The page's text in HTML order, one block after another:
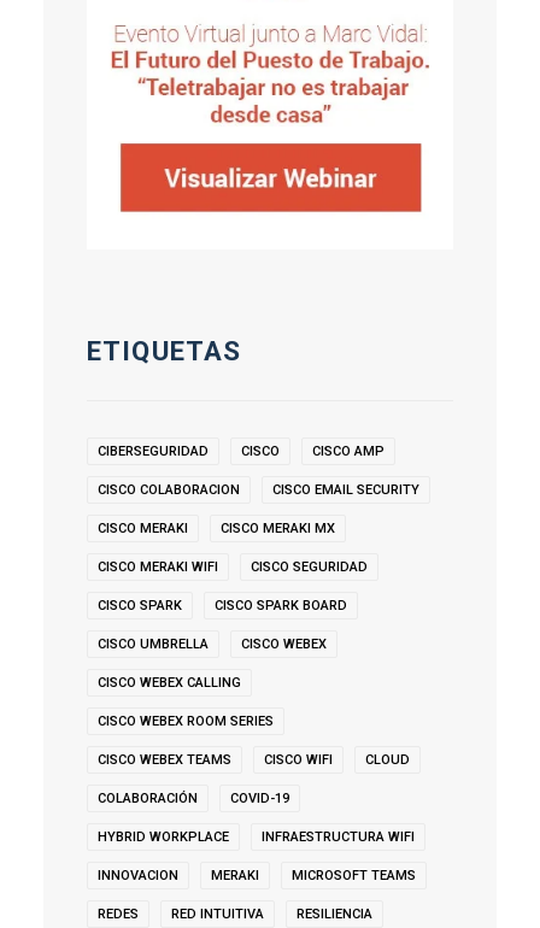
ETIQUETAS
CIBERSEGURIDAD CISCO CISCO AMP
CISCO COLABORACION CISCO EMAIL SECURITY
CISCO MERAKI CISCO MERAKI MX
CISCO MERAKI WIFI CISCO SEGURIDAD
CISCO SPARK CISCO SPARK BOARD
CISCO UMBRELLA CISCO WEBEX
CISCO WEBEX CALLING
CISCO WEBEX ROOM SERIES
CISCO WEBEX TEAMS CISCO WIFI CLOUD
COLABORACIÓN COVID-19
HYBRID WORKPLACE INFRAESTRUCTURA WIFI
INNOVACION MERAKI MICROSOFT TEAMS
REDES RED INTUITIVA RESILIENCIA